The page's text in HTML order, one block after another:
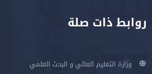
روابط ذات صلة
وزارة التعليم العالي و البحث العلمي